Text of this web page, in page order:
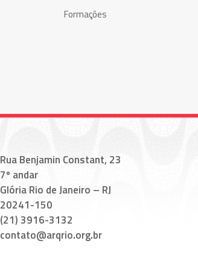
Formações
Rua Benjamin Constant, 23
7º andar
Glória Rio de Janeiro – RJ
20241-150
(21) 3916-3132
contato@arqrio.org.br